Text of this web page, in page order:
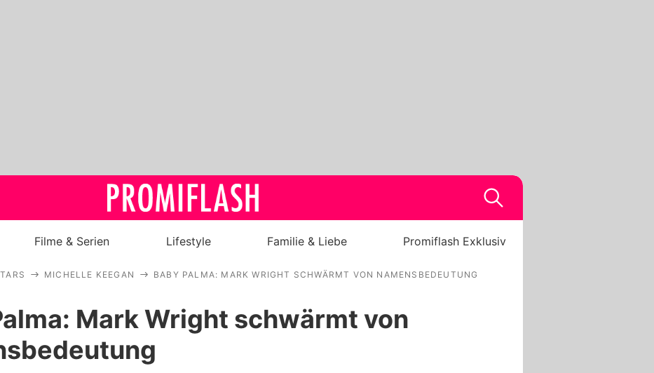
Royals
Stars
Filme & Serien
Filme & Serien Lifestyle Familie & Liebe Promiflash Exklusiv
MICHELLE KEEGAN BABY PALMA: MARK WRIGHT SCHWÄRMT VON NAMENSBEDEUTUNG
Mark Wright schwärmt von